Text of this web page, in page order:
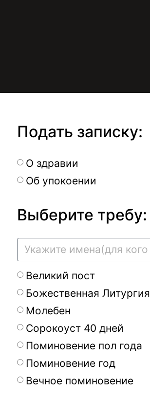
Подать записку:
О здравии
Об упокоении
Выберите требу:
Великий пост
Божественная Литургия
Молебен
Сорокоуст 40 дней
Поминовение пол года
Поминовение год
Вечное поминовение